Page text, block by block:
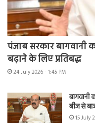
पंजाब सरकार बागवानी
बढ़ाने के लिए प्रतिबद्ध
24 July 2026 - 1:45 PM
बागवानी
बीज से
15 July